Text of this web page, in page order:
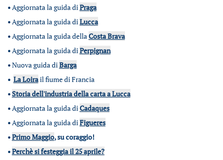
•Aggiornata la guida diPraga
•Aggiornata la guida diLucca
•Aggiornata la guida dellaCosta Brava
•Aggiornata la guida diPerpignan
•Nuova guida diBarga
• La Loirail fiume di Francia
•Storia dell'industria della carta a Lucca
•Aggiornata la guida diCadaques
•Aggiornata la guida diFigueres
•Primo Maggio, su coraggio!
•Perchè si festeggia il 25 aprile?